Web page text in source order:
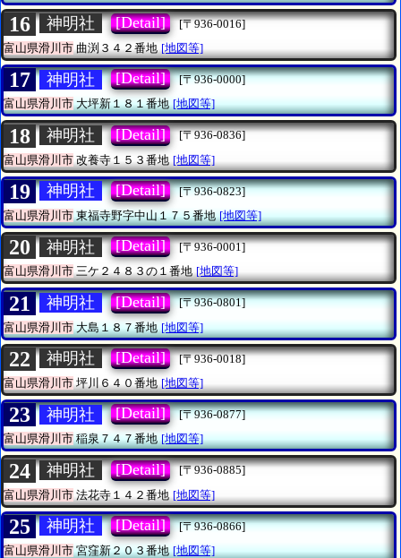
16 神明社 [Detail]
[〒936-0016]
富山県滑川市 曲渕３４２番地 [地図等]
17 神明社 [Detail]
[〒936-0000]
富山県滑川市大坪新１８１番地 [地図等]
18 神明社 [Detail]
[〒936-0836]
富山県滑川市 改養寺１５３番地 [地図等]
19 神明社 [Detail]
[〒936-0823]
富山県滑川市東福寺野字中山１７５番地 [地図等]
20 神明社 [Detail]
[〒936-0001]
富山県滑川市三ケ２４８３の１番地 [地図等]
21 神明社 [Detail]
[〒936-0801]
富山県滑川市大島１８７番地 [地図等]
22 神明社 [Detail]
[〒936-0018]
富山県滑川市 坪川６４０番地 [地図等]
23 神明社 [Detail]
[〒936-0877]
富山県滑川市稲泉７４７番地 [地図等]
24 神明社 [Detail]
[〒936-0885]
富山県滑川市 法花寺１４２番地 [地図等]
25 神明社 [Detail]
[〒936-0866]
富山県滑川市宮窪新２０３番地 [地図等]